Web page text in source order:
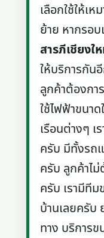
เลือกใช้ให้เ
ย้าย หากรอ
สารภีเชียงใ
ให้บริการกัน
ลูกค้าต้องกา
ใช้ไฟฟ้าขนา
เรือนต่างๆ เ
ครับ มีทั้งรถ
ครับ ลูกค้าไ
ครับ เรามีทีม
บ้านเลยครับ
ทาง บริการข